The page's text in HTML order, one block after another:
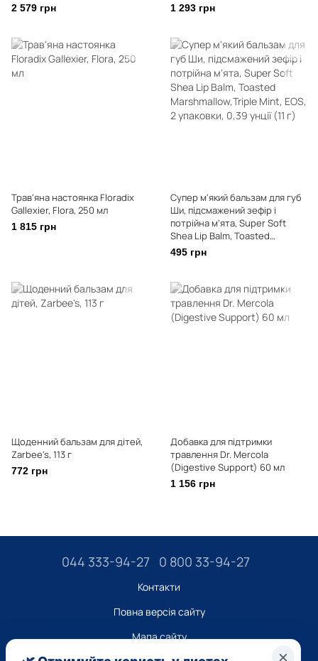
2 579 грн 1 293 грн
Трав'яна настоянка Floradix
Gallexier, Flora, 250 мл
1 815 грн
Супер м'який бальзам для губ
Ши, підсмажений зефір і
потрійна м'ята, Super Soft
Shea Lip Balm, Toasted
Marshmallow,Triple Mint, EOS, 2
упаковки, 0,39 унції (11 г)
495 грн
Щоденний бальзам для дітей,
Zarbee's, 113 г
772 грн
Добавка для підтримки
травлення Dr. Mercola
(Digestive Support) 60 мл
1 156 грн
044 333-94-27 0 800 33-94-27
Контакти
Повна версія сайту
Мапа сайту